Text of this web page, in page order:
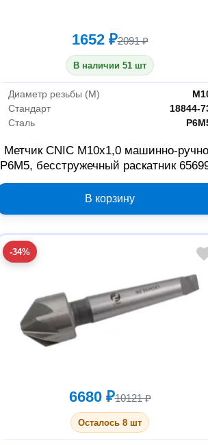
1652 ₽2091 ₽
В наличии 51 шт
Диаметр резьбы (М)
Стандарт
18844-
Сталь
Метчик CNIC М10x1,0 машинно-
Р6М5, бесстружечный раскатник
В корзину
-34%
6680 ₽10121 ₽
Осталось 8 шт